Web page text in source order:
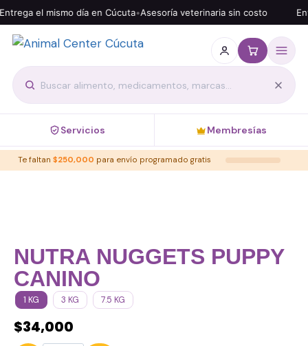
el mismo día en Cúcuta•Asesoría veterinaria sin costo
Servicios Membresías
Te faltan $250,000 para envío programado gratis
NUTRA NUGGETS PUPPY
CANINO
1 KG 3 KG 7.5 KG
$34,000